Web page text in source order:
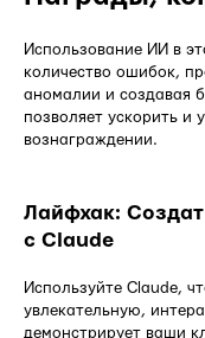
Использование ИИ в
количество ошибок,
аномалии и создавая
позволяет ускорить и
вознаграждении.
Лайфхак:
с Claude
Используйте Claude,
увлекательную,
демонстрирует ваши